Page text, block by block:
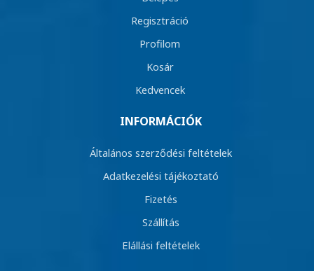
Regisztráció
Profilom
Kosár
Kedvencek
INFORMÁCIÓK
Általános szerződési feltételek
Adatkezelési tájékoztató
Fizetés
Szállítás
Elállási feltételek